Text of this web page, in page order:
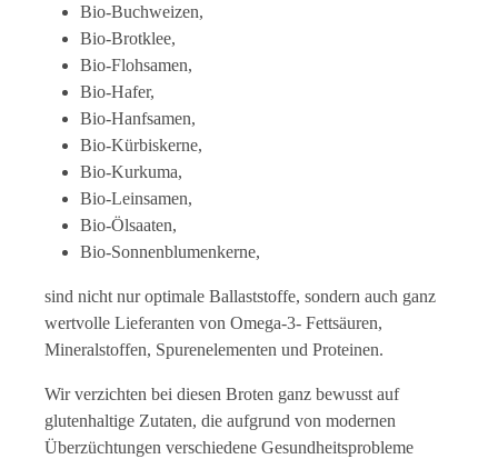
Bio-Buchweizen,
Bio-Brotklee,
Bio-Flohsamen,
Bio-Hafer,
Bio-Hanfsamen,
Bio-Kürbiskerne,
Bio-Kurkuma,
Bio-Leinsamen,
Bio-Ölsaaten,
Bio-Sonnenblumenkerne,
sind nicht nur optimale Ballaststoffe, sondern auch ganz
wertvolle Lieferanten von Omega-3- Fettsäuren,
Mineralstoffen, Spurenelementen und Proteinen.
Wir verzichten bei diesen Broten ganz bewusst auf
glutenhaltige Zutaten, die aufgrund von modernen
Überzüchtungen verschiedene Gesundheitsprobleme